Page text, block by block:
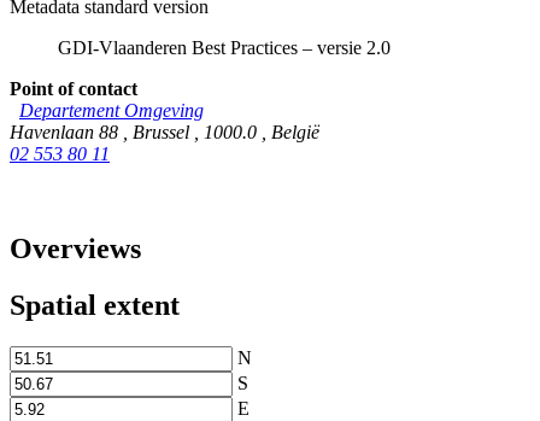
Metadata standard version
GDI-Vlaanderen Best Practices – versie 2.0
Point of contact
Departement Omgeving
Havenlaan 88
Brussel 1000.0
België
02 553 80 11
Overviews
Spatial extent
N
S
E